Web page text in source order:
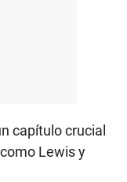
capítulo crucial
Lewis y